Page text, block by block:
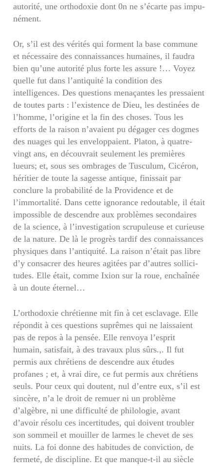
auto­rité, une orthodoxie dont 0n ne s’écarte pas impu­
nément.
Or, s’il est des vérités qui forment la base com­mune
et nécessaire des connaissances humaines, il faudra
bien qu’une autorité plus forte les assure !… Voyez
quelle fut dans l’antiquité la condition des
intelligences. Des questions menaçantes les pres­saient
de toutes parts : l’existence de Dieu, les destinées de
l’homme, l’origine et la fin des choses. Tous les
efforts de la raison n’avaient pu dégager ces dogmes
des nuages qui les enveloppaient. Platon, à quatre-
vingt ans, en découvrait seulement les premières
lueurs; et, sous ses ombrages de Tusculum, Cicéron,
héritier de toute la sagesse an­tique, finissait par
conclure la probabilité de la Providence et de
l’immortalité. Dans cette igno­rance redoutable, il était
impossible de descendre aux problèmes secondaires
de la science, à l’inves­tigation scrupuleuse et curieuse
de la nature. De là le progrès tardif des connaissances
physiques dans l’antiquité. La raison n’était pas libre
d’y consacrer des heures agitées par d’autres sollici­
tudes. Elle était, comme Ixion sur la roue, en­chaînée
à un doute éternel…
L’orthodoxie chrétienne mit fin à cet esclavage. Elle
répondit à ces questions suprêmes qui ne lais­saient
pas de repos à la pensée. Elle renvoya l’esprit
humain, satisfait, à des travaux plus sûrs.,. Il fut
permis aux chrétiens de descendre aux études
profanes ; et, à vrai dire, ce fut permis aux chré­tiens
seuls. Pour ceux qui doutent, nul d’entre eux, s’il est
sincère, n’a le droit de remuer ni un pro­blème
d’algèbre, ni une difficulté de philologie, avant
d’avoir résolu ces incertitudes, qui doivent troubler
son sommeil et mouiller de larmes le chevet de ses
nuits. La foi donne des habitudes de conviction, de
fermeté, de discipline. Et que manque-t-il au siècle